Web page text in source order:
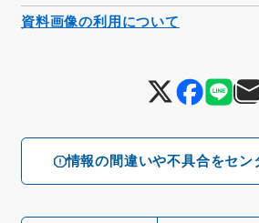
情報の間違いや不具合をセン
資料画像の利用について